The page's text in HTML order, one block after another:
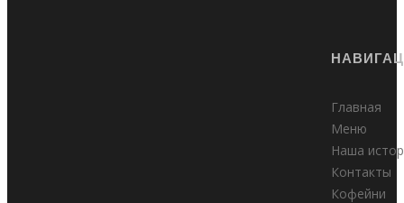
Главная
Меню
Наша
Контакты
Кофейни